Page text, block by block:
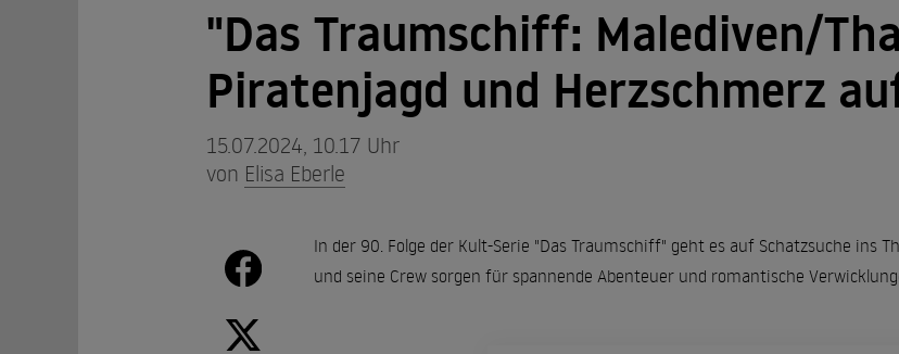
"Das Traumschiff: Malediven/
Piratenjagd und Herzschmerz
15.07.2024, 10.17 Uhr
von Elisa Eberle
In der 90. Folge der Kult-Serie "Das Traumschiff" geht es auf Schatzsuche ins
und seine Crew sorgen für spannende Abenteuer und romantische